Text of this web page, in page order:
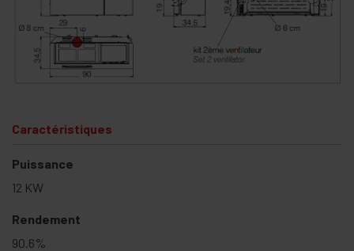
Caractéristiques
Puissance
12 KW
Rendement
90.6%